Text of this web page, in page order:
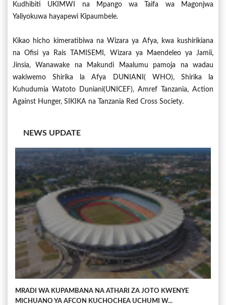
Kudhibiti UKIMWI na Mpango wa Taifa wa Magonjwa
Yaliyokuwa hayapewi Kipaumbele.
Kikao hicho kimeratibiwa na Wizara ya Afya, kwa kushirikiana
na Ofisi ya Rais TAMISEMI, Wizara ya Maendeleo ya Jamii,
Jinsia, Wanawake na Makundi Maalumu pamoja na wadau
wakiwemo Shirika la Afya DUNIANI( WHO), Shirika la
Kuhudumia Watoto Duniani(UNICEF), Amref Tanzania, Action
Against Hunger, SIKIKA na Tanzania Red Cross Society.
NEWS UPDATE
MRADI WA KUPAMBANA NA ATHARI ZA JOTO KWENYE
MICHUANO YA AFCON KUCHOCHEA UCHUMI W...